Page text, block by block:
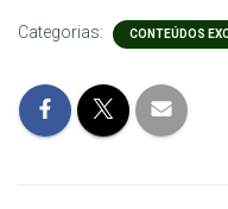
Categorias: CONTEÚDOS